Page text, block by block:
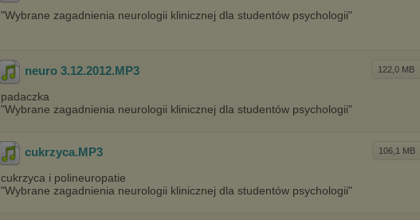
"Wybrane zagadnienia neurologii klinicznej dla studentów psychologii"
122,0 MB
neuro 3.12.2012.MP3
padaczka
"Wybrane zagadnienia neurologii klinicznej dla studentów psychologii"
106,1 MB
cukrzyca.MP3
cukrzyca i polineuropatie
"Wybrane zagadnienia neurologii klinicznej dla studentów psychologii"